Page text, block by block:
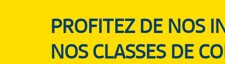
PROFITEZ DE NOS
NOS CLASSES DE